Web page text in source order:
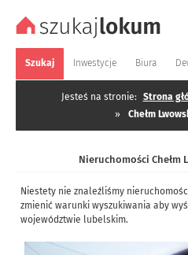
Szukaj Inwestycje Biura
Jesteś na stronie: Strona
»
Chełm
Nieruchomości Chełm
Niestety nie znaleźliśmy
zmienić warunki wyszukiwania aby
województwie lubelskim.